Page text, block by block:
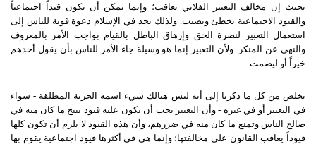
بحيث إن مخالف التعبير الفلاني يعاقب؛ وإنما يمكن أن يكون قيداً اجتماعياً
والقيود الاجتماعية تخطئ وتصيب.ولذلك نجد في الإسلام دعوة قوية للناس إلى
استعمال التعبير لنصرة الحق وإزهاق الباطل بالقيام بواجب الأمر بالمعروف
والنهي عن المنكر . ولأن التعبير إنما هو وسيلة جاء الأمر للناس بأن يقول أحدهم
خيراً أو ليصمت.
نخلص من كل ما ذكرنا إلى أنه ليس هنالك شيء اسمه الحرية المطلقة - سواء
في التعبير أو في غيره -وأن التعبير يجب أن تكون عليه قيود تبيح ما كان منه في
صالح الناس وتمنع ما كان منه في ضررهم، وأن هذه القيود لا يلزم أن تكون كلها
قيوداً يعاقب القانون على مخالفتها؛ وإنما هي في أكثرها قيود اجتماعية يقوم بها